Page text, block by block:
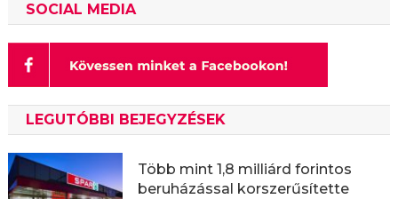
SOCIAL MEDIA
LEGUTÓBBI BEJEGYZÉSEK
Több mint 1,8 milliárd forintos
beruházással korszerűsítette